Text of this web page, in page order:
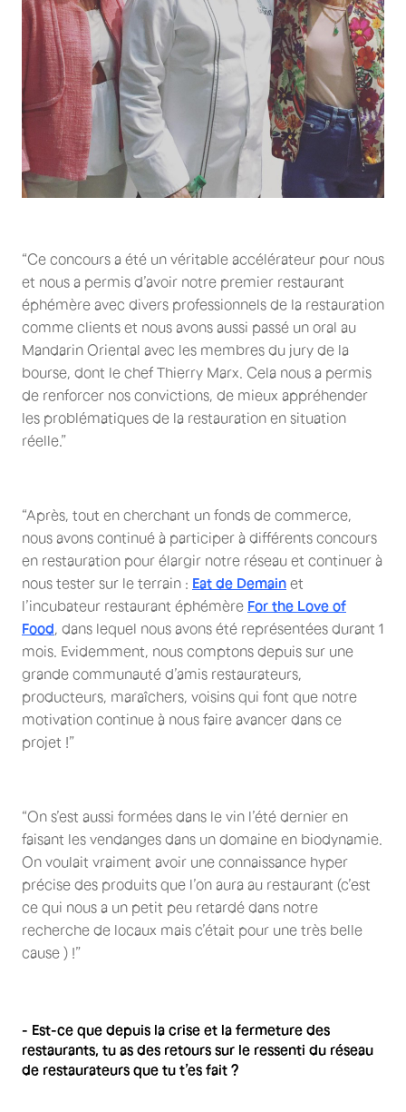
“Ce concours a été un véritable accélérateur pour nous
et nous a permis d’avoir notre premier restaurant
éphémère avec divers professionnels de la restauration
comme clients et nous avons aussi passé un oral au
Mandarin Oriental avec les membres du jury de la
bourse, dont le chef Thierry Marx. Cela nous a permis
de renforcer nos convictions, de mieux appréhender
les problématiques de la restauration en situation
réelle.”
“Après, tout en cherchant un fonds de commerce,
nous avons continué à participer à différents concours
en restauration pour élargir notre réseau et continuer à
nous tester sur le terrain : Eat de Demain et
l’incubateur restaurant éphémère For the Love of
Food , dans lequel nous avons été représentées durant 1
mois. Evidemment, nous comptons depuis sur une
grande communauté d’amis restaurateurs,
producteurs, maraîchers, voisins qui font que notre
motivation continue à nous faire avancer dans ce
projet !”
“On s’est aussi formées dans le vin l’été dernier en
faisant les vendanges dans un domaine en biodynamie.
On voulait vraiment avoir une connaissance hyper
précise des produits que l’on aura au restaurant (c’est
ce qui nous a un petit peu retardé dans notre
recherche de locaux mais c’était pour une très belle
cause ) !”
- Est-ce que depuis la crise et la fermeture des
restaurants, tu as des retours sur le ressenti du réseau
de restaurateurs que tu t’es fait ?